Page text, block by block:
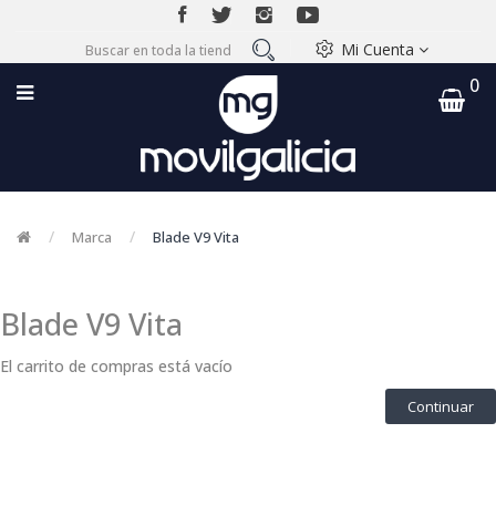
Mi Cuenta
0
Marca Blade V9 Vita
Blade V9 Vita
El carrito de compras está vacío
Continuar